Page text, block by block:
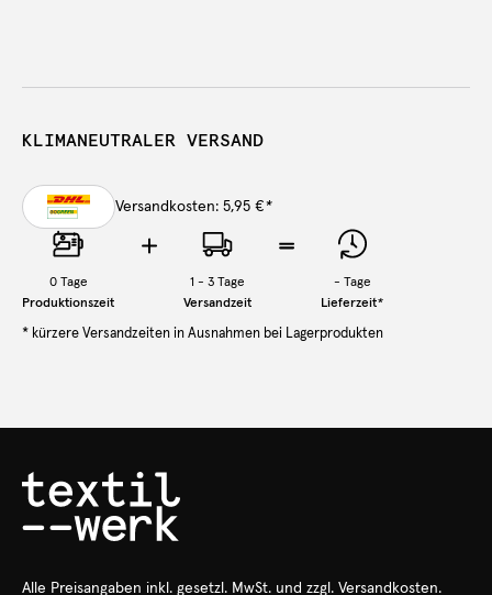
KLIMANEUTRALER VERSAND
Versandkosten: 5,95 €*
0Tage
Produktionszeit
1 - 3 Tage
Versandzeit
- Tage
Lieferzeit*
* kürzere Versandzeiten in Ausnahmen bei Lagerprodukten
Alle Preisangaben inkl. gesetzl. MwSt. und zzgl. Versandkosten.